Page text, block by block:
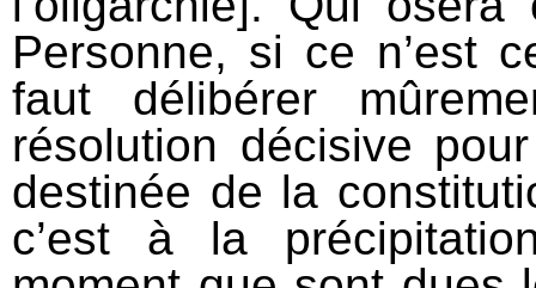
Personne, si ce n’est
faut délibérer
résolution décisive
destinée de la
c’est à la